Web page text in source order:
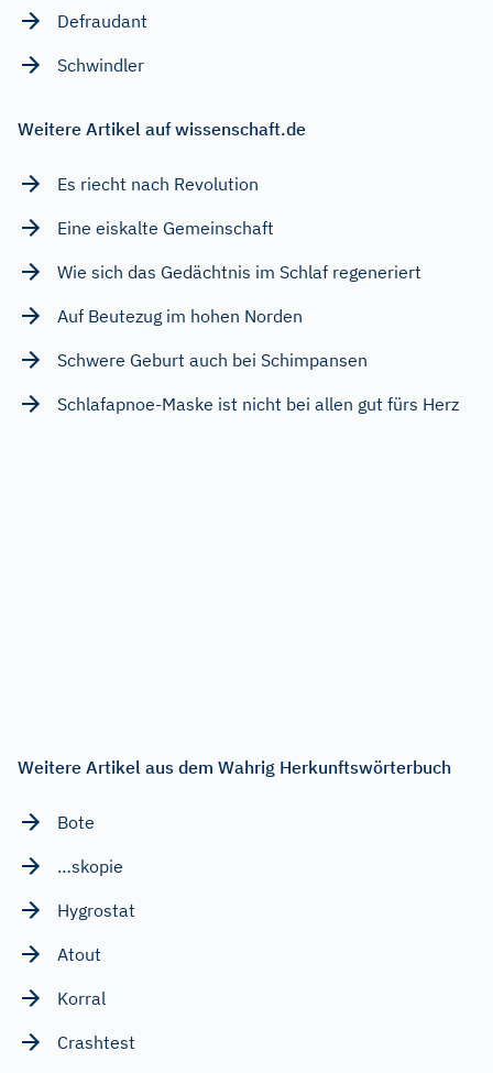
Defraudant
Schwindler
Weitere Artikel auf wissenschaft.de
Es riecht nach Revolution
Eine eiskalte Gemeinschaft
Wie sich das Gedächtnis im Schlaf regeneriert
Auf Beutezug im hohen Norden
Schwere Geburt auch bei Schimpansen
Schlafapnoe-Maske ist nicht bei allen gut fürs Herz
Weitere Artikel aus dem Wahrig Herkunftswörterbuch
Bote
…skopie
Hygrostat
Atout
Korral
Crashtest